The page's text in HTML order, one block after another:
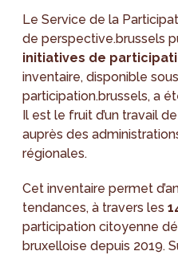
Le Service de la
de perspective.brussels
initiatives de
inventaire, disponible
participation.brussels, a
Il est le fruit d’un travail
auprès des
régionales.
Cet inventaire permet
tendances, à travers les
participation citoyenne
bruxelloise depuis 2019.